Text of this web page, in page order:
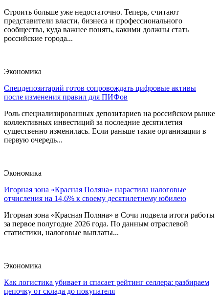
Строить больше уже недостаточно. Теперь, считают
представители власти, бизнеса и профессионального
сообщества, куда важнее понять, какими должны стать
российские города...
Экономика
Спецдепозитарий готов сопровождать цифровые активы
после изменения правил для ПИФов
Роль специализированных депозитариев на российском рынке
коллективных инвестиций за последние десятилетия
существенно изменилась. Если раньше такие организации в
первую очередь...
Экономика
Игорная зона «Красная Поляна» нарастила налоговые
отчисления на 14,6% к своему десятилетнему юбилею
Игорная зона «Красная Поляна» в Сочи подвела итоги работы
за первое полугодие 2026 года. По данным отраслевой
статистики, налоговые выплаты...
Экономика
Как логистика убивает и спасает рейтинг селлера: разбираем
цепочку от склада до покупателя